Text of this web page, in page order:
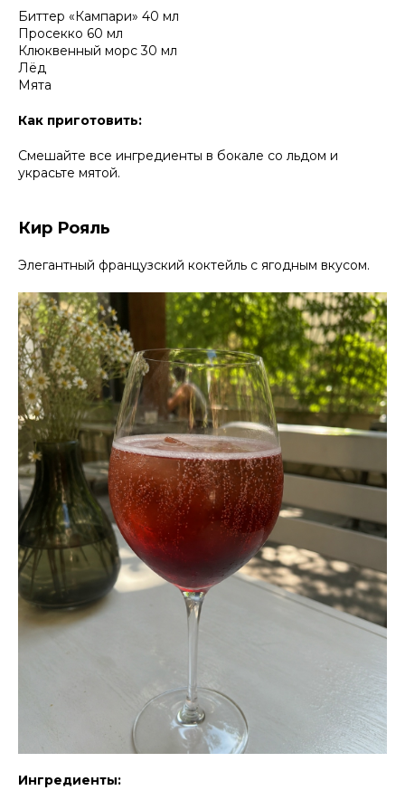
Биттер «Кампари» 40 мл
Просекко 60 мл
Клюквенный морс 30 мл
Лёд
Мята
Как приготовить:
Смешайте все ингредиенты в бокале со льдом и
украсьте мятой.
Кир Рояль
Элегантный французский коктейль с ягодным вкусом.
Ингредиенты: